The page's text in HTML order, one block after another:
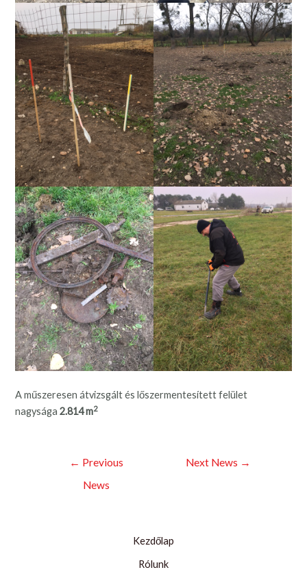
A műszeresen átvizsgált és lőszermentesített felület
nagysága2.814 m2
Bejegyzés
← Previous
News
Next News →
Kezdőlap
Rólunk